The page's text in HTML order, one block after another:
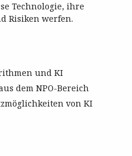
Technologie, ihre
Risiken werfen.
und KI
dem NPO-Bereich
von KI